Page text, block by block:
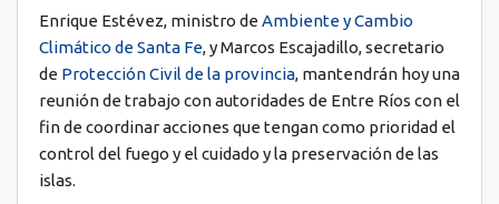
Enrique Estévez, ministro de Ambiente y Cambio
Climático de Santa Fe, y Marcos Escajadillo, secretario
de Protección Civil de la provincia, mantendrán hoy una
reunión de trabajo con autoridades de Entre Ríos con el
fin de coordinar acciones que tengan como prioridad el
control del fuego y el cuidado y la preservación de las
islas.